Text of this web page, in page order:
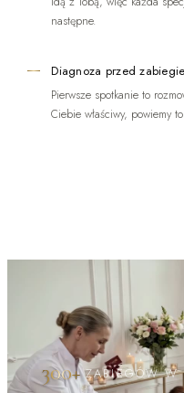
następne.
Diagnoza przed
Pierwsze spotkanie to
Ciebie właściwy, powiemy
300+ ZABIEGÓW W